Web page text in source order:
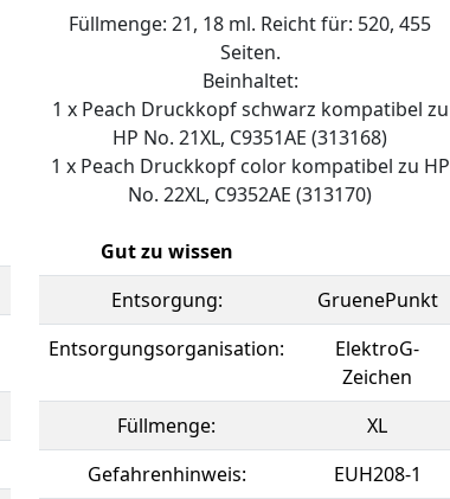
Füllmenge: 21, 18 ml. Reicht für: 520, 455
Seiten.
Beinhaltet:
1 x Peach Druckkopf schwarz kompatibel zu
HP No. 21XL, C9351AE (313168)
1 x Peach Druckkopf color kompatibel zu HP
No. 22XL, C9352AE (313170)
Gut zu wissen
Entsorgung:
GruenePunkt
Entsorgungsorganisation:
ElektroG-
Zeichen
Füllmenge:
XL
Gefahrenhinweis:
EUH208-1